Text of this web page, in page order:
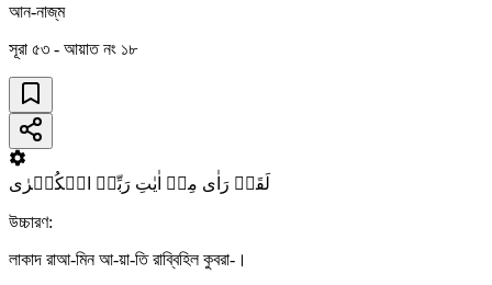
আন-নাজ্‌ম
সূরা ৫৩ - আয়াত নং ১৮
لَقَدۡ رَاٰی مِنۡ اٰیٰتِ رَبِّہِ الۡکُبۡرٰی
উচ্চারণ:
লাকাদ রাআ-মিন আ-য়া-তি রাব্বিহিল কুবরা-।